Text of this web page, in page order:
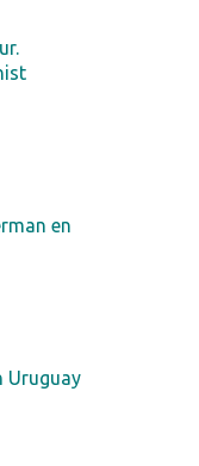
en
Uruguay